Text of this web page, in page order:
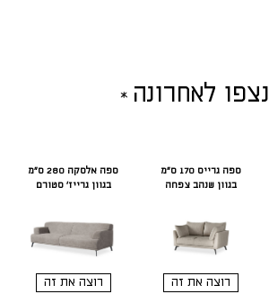
נצפו לאחרונה
ספה גרייס 170 ס"מ
בגוון שנהב צפחה
רוצה את זה
ספה אלסקה 280 ס"מ
בגוון גרייז' סטורם
רוצה את זה